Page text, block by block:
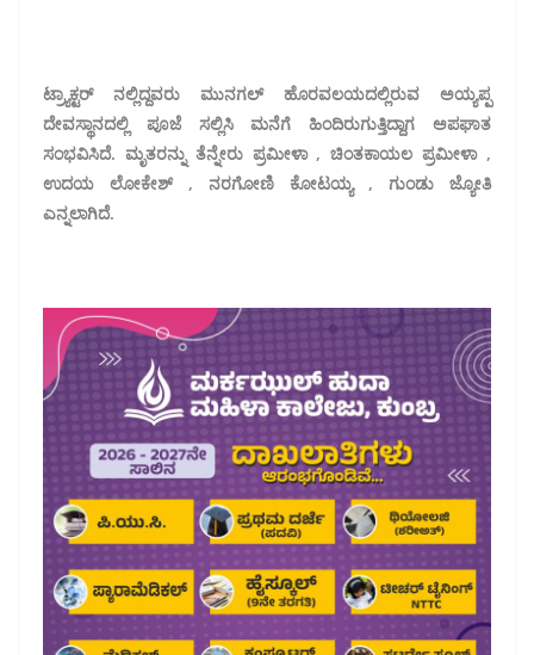
ಟ್ರ್ಯಾಕ್ಟರ್ ನಲ್ಲಿದ್ದವರು ಮುನಗಲ್ ಹೊರವಲಯದಲ್ಲಿರುವ ಅಯ್ಯಪ್ಪ
ದೇವಸ್ಥಾನದಲ್ಲಿ ಪೂಜೆ ಸಲ್ಲಿಸಿ ಮನೆಗೆ ಹಿಂದಿರುಗುತ್ತಿದ್ದಾಗ ಅಪಘಾತ
ಸಂಭವಿಸಿದೆ. ಮೃತರನ್ನು ತೆನ್ನೇರು ಪ್ರಮೀಳಾ , ಚಿಂತಕಾಯಲ ಪ್ರಮೀಳಾ ,
ಉದಯ ಲೋಕೇಶ್ , ನರಗೋಣಿ ಕೋಟಯ್ಯ , ಗುಂಡು ಜ್ಯೋತಿ
ಎನ್ನಲಾಗಿದೆ.